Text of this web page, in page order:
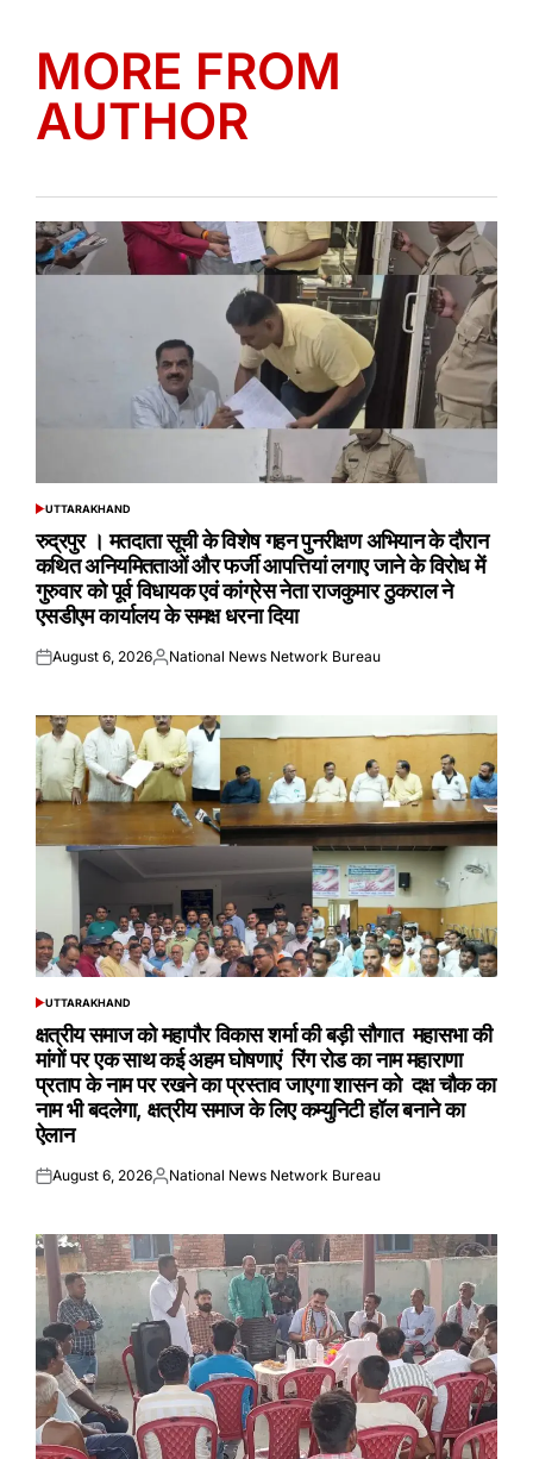
MORE FROM
AUTHOR
POSTED
UTTARAKHAND
रुद्रपुर । मतदाता सूची के विशेष गहन पुनरीक्षण अभियान के दौरान
कथित अनियमितताओं और फर्जी आपत्तियां लगाए जाने के विरोध में
गुरुवार को पूर्व विधायक एवं कांग्रेस नेता राजकुमार ठुकराल ने
एसडीएम कार्यालय के समक्ष धरना दिया
Posted
August 6, 2026Posted
National News Network Bureau
POSTED
UTTARAKHAND
क्षत्रीय समाज को महापौर विकास शर्मा की बड़ी सौगात महासभा की
मांगों पर एक साथ कई अहम घोषणाएं रिंग रोड का नाम महाराणा
प्रताप के नाम पर रखने का प्रस्ताव जाएगा शासन को दक्ष चौक का
नाम भी बदलेगा, क्षत्रीय समाज के लिए कम्युनिटी हॉल बनाने का
ऐलान
Posted
August 6, 2026Posted
National News Network Bureau